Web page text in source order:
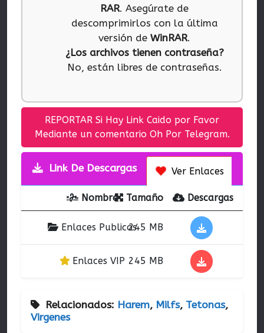
RAR. Asegúrate de
descomprimirlos con la última
versión deWinRAR.
¿Los archivos tienen contraseña?
No, están libres de contraseñas.
REPORTAR Si Hay Link Caido por Favor
Mediante un comentario Oh Por Telegram.
Link De Descargas Ver Enlaces
Nombre Tamaño Descargas
Enlaces Publicos245 MB
Enlaces VIP 245 MB
Relacionados: Harem, Milfs, Tetonas,
Virgenes